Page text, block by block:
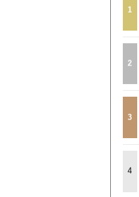
1
2
3
4